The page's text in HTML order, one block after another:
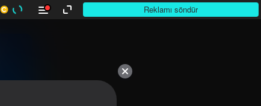
Reklamı söndür